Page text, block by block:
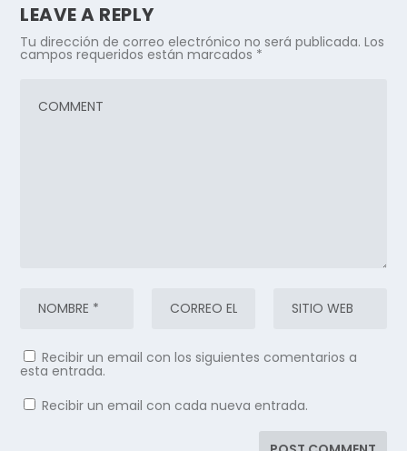
LEAVE A REPLY
Tu dirección de correo electrónico no será publicada. Los
campos requeridos están marcados *
Recibir un email con los siguientes comentarios a
esta entrada.
Recibir un email con cada nueva entrada.